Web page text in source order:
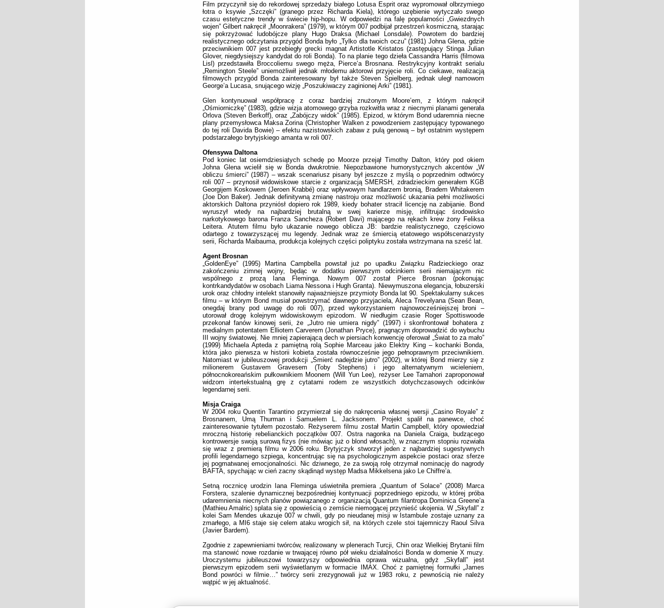
Film przyczynił się do rekordowej sprzedaży białego Lotusa Esprit oraz wypromował olbrzymiego
łotra o ksywie „Szczęki” (granego przez Richarda Kiela), którego uzębienie wytyczało swego
czasu estetyczne trendy w świecie hip-hopu. W odpowiedzi na falę popularności „Gwiezdnych
wojen” Gilbert nakręcił „Moonrakera” (1979), w którym 007 podbijał przestrzeń kosmiczną, starając
się pokrzyżować ludobójcze plany Hugo Draksa (Michael Lonsdale). Powrotem do bardziej
realistycznego odczytania przygód Bonda było „Tylko dla twoich oczu” (1981) Johna Glena, gdzie
przeciwnikiem 007 jest przebiegły grecki magnat Artistotle Kristatos (zastępujący Stinga Julian
Glover, niegdysiejszy kandydat do roli Bonda). To na planie tego dzieła Cassandra Harris (filmowa
Lisl) przedstawiła Broccoliemu swego męża, Pierce’a Brosnana. Restrykcyjny kontrakt serialu
„Remington Steele” uniemożliwił jednak młodemu aktorowi przyjęcie roli. Co ciekawe, realizacją
filmowych przygód Bonda zainteresowany był także Steven Spielberg, jednak uległ namowom
George’a Lucasa, snującego wizję „Poszukiwaczy zaginionej Arki” (1981).
Glen kontynuował współpracę z coraz bardziej znużonym Moore’em, z którym nakręcił
„Ośmiorniczkę” (1983), gdzie wizja atomowego grzyba rozkwitła wraz z niecnymi planami generała
Orlova (Steven Berkoff), oraz „Zabójczy widok” (1985). Epizod, w którym Bond udaremnia niecne
plany przemysłowca Maksa Zorina (Christopher Walken z powodzeniem zastępujący typowanego
do tej roli Davida Bowie) – efektu nazistowskich zabaw z pulą genową – był ostatnim występem
podstarzałego brytyjskiego amanta w roli 007.
Ofensywa Daltona
Pod koniec lat osiemdziesiątych schedę po Moorze przejął Timothy Dalton, który pod okiem
Johna Glena wcielił się w Bonda dwukrotnie. Niepozbawione humorystycznych akcentów „W
obliczu śmierci” (1987) – wszak scenariusz pisany był jeszcze z myślą o poprzednim odtwórcy
roli 007 – przynosił widowiskowe starcie z organizacją SMERSH, zdradzieckim generałem KGB
Georgijem Koskowem (Jeroen Krabbé) oraz wpływowym handlarzem bronią, Bradem Whitakerem
(Joe Don Baker). Jednak definitywną zmianę nastroju oraz możliwość ukazania pełni możliwości
aktorskich Daltona przyniósł dopiero rok 1989, kiedy bohater stracił licencję na zabijanie. Bond
wyruszył wtedy na najbardziej brutalną w swej karierze misję, infiltrując środowisko
narkotykowego barona Franza Sancheza (Robert Davi) mającego na rękach krew żony Feliksa
Leitera. Atutem filmu było ukazanie nowego oblicza JB: bardzie realistycznego, częściowo
odartego z towarzyszącej mu legendy. Jednak wraz ze śmiercią etatowego współscenarzysty
serii, Richarda Maibauma, produkcja kolejnych części poliptyku została wstrzymana na sześć lat.
Agent Brosnan
„GoldenEye” (1995) Martina Campbella powstał już po upadku Związku Radzieckiego oraz
zakończeniu zimnej wojny, będąc w dodatku pierwszym odcinkiem serii niemającym nic
wspólnego z prozą Iana Fleminga. Nowym 007 został Pierce Brosnan (pokonując
kontrkandydatów w osobach Liama Nessona i Hugh Granta). Niewymuszona elegancja, łobuzerski
urok oraz chłodny intelekt stanowiły najważniejsze przymioty Bonda lat 90. Spektakularny sukces
filmu – w którym Bond musiał powstrzymać dawnego przyjaciela, Aleca Trevelyana (Sean Bean,
onegdaj brany pod uwagę do roli 007), przed wykorzystaniem najnowocześniejszej broni –
utorował drogę kolejnym widowiskowym epizodom. W niedługim czasie Roger Spottiswoode
przekonał fanów kinowej serii, że „Jutro nie umiera nigdy” (1997) i skonfrontował bohatera z
medialnym potentatem Elliotem Carverem (Jonathan Pryce), pragnącym doprowadzić do wybuchu
III wojny światowej. Nie mniej zapierającą dech w piersiach konwencję oferował „Świat to za mało”
(1999) Michaela Apteda z pamiętną rolą Sophie Marceau jako Elektry King – kochanki Bonda,
która jako pierwsza w historii kobieta została równocześnie jego pełnoprawnym przeciwnikiem.
Natomiast w jubileuszowej produkcji „Śmierć nadejdzie jutro” (2002), w której Bond mierzy się z
milionerem Gustavem Gravesem (Toby Stephens) i jego alternatywnym wcieleniem,
północnokoreańskim pułkownikiem Moonem (Will Yun Lee), reżyser Lee Tamahori zaproponował
widzom intertekstualną grę z cytatami rodem ze wszystkich dotychczasowych odcinków
legendarnej serii.
Misja Craiga
W 2004 roku Quentin Tarantino przymierzał się do nakręcenia własnej wersji „Casino Royale” z
Brosnanem, Umą Thurman i Samuelem L. Jacksonem. Projekt spalił na panewce, choć
zainteresowanie tytułem pozostało. Reżyserem filmu został Martin Campbell, który opowiedział
mroczną historię rebelianckich początków 007. Ostra nagonka na Daniela Craiga, budzącego
kontrowersje swoją surową fizys (nie mówiąc już o blond włosach), w znacznym stopniu rozwiała
się wraz z premierą filmu w 2006 roku. Brytyjczyk stworzył jeden z najbardziej sugestywnych
profili legendarnego szpiega, koncentrując się na psychologicznym aspekcie postaci oraz sferze
jej pogmatwanej emocjonalności. Nic dziwnego, że za swoją rolę otrzymał nominację do nagrody
BAFTA, spychając w cień zacny skądinąd występ Madsa Mikkelsena jako Le Chiffre’a.
Setną rocznicę urodzin Iana Fleminga uświetniła premiera „Quantum of Solace” (2008) Marca
Forstera, szalenie dynamicznej bezpośredniej kontynuacji poprzedniego epizodu, w której próba
udaremnienia niecnych planów powiązanego z organizacją Quantum filantropa Dominica Greene’a
(Mathieu Amalric) splata się z opowieścią o zemście niemogącej przynieść ukojenia. W „Skyfall” z
kolei Sam Mendes ukazuje 007 w chwili, gdy po nieudanej misji w Istambule zostaje uznany za
zmarłego, a MI6 staje się celem ataku wrogich sił, na których czele stoi tajemniczy Raoul Silva
(Javier Bardem).
Zgodnie z zapewnieniami twórców, realizowany w plenerach Turcji, Chin oraz Wielkiej Brytanii film
ma stanowić nowe rozdanie w trwającej równo pół wieku działalności Bonda w domenie X muzy.
Uroczystemu jubileuszowi towarzyszy odpowiednia oprawa wizualna, gdyż „Skyfall” jest
pierwszym epizodem serii wyświetlanym w formacie IMAX. Choć z pamiętnej formułki „James
Bond powróci w filmie…” twórcy serii zrezygnowali już w 1983 roku, z pewnością nie należy
wątpić w jej aktualność.